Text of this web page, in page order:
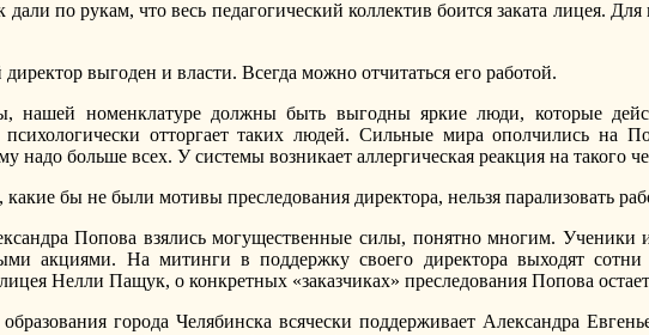
дали по рукам, что весь педагогический коллектив боится заката лицея.
выгоден и власти. Всегда можно отчитаться его работой.
нашей номенклатуре должны быть выгодны яркие люди, которые
психологически отторгает таких людей. Сильные мира ополчились
надо больше всех. У системы возникает аллергическая реакция на такого
какие бы не были мотивы преследования директора, нельзя парализовать
Попова взялись могущественные силы, понятно многим. Ученики
акциями. На митинги в поддержку своего директора выходят
Нелли Пащук, о конкретных «заказчиках» преследования Попова
города Челябинска всячески поддерживает Александра